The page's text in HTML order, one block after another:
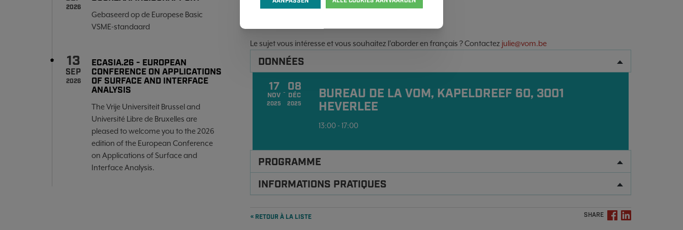
2026
Gebaseerd op de Europese Basic
VSME-standaard
13
SEP
2026
ECASIA.26 - EUROPEAN
CONFERENCE ON APPLICATIONS
OF SURFACE AND INTERFACE
ANALYSIS
The Vrije Universiteit Brussel and
Université Libre de Bruxelles are
pleased to welcome you to the 2026
edition of the European Conference
on Applications of Surface and
Interface Analysis.
Le sujet vous intéresse et vous souhaitez l'aborder en français ? Contactez julie@vom.be
DONNÉES
17
NOV
2025
- 08
DÉC
2025
BUREAU DE LA VOM, KAPELDREEF 60, 3001
HEVERLEE
13:00 - 17:00
PROGRAMME
INFORMATIONS PRATIQUES
« RETOUR À LA LISTE SHARE